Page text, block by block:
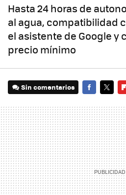
Hasta 24 horas de
al agua, compatibilidad
el asistente de Google y
precio mínimo
Sin comentarios